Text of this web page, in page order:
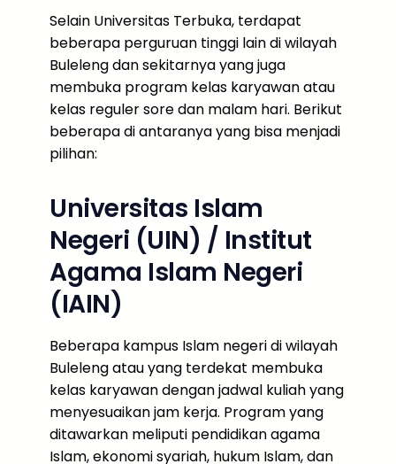
Selain Universitas Terbuka, terdapat
beberapa perguruan tinggi lain di wilayah
Buleleng dan sekitarnya yang juga
membuka program kelas karyawan atau
kelas reguler sore dan malam hari. Berikut
beberapa di antaranya yang bisa menjadi
pilihan:
Universitas Islam
Negeri (UIN) / Institut
Agama Islam Negeri
(IAIN)
Beberapa kampus Islam negeri di wilayah
Buleleng atau yang terdekat membuka
kelas karyawan dengan jadwal kuliah yang
menyesuaikan jam kerja. Program yang
ditawarkan meliputi pendidikan agama
Islam, ekonomi syariah, hukum Islam, dan